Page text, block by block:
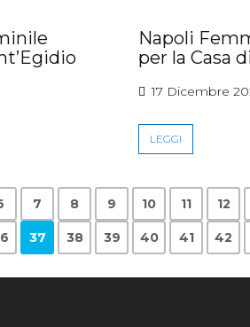
Napoli
per la Casa
17 Dicembre
LEGGI
7 8 9 10 11 12
37 38 39 40 41 42